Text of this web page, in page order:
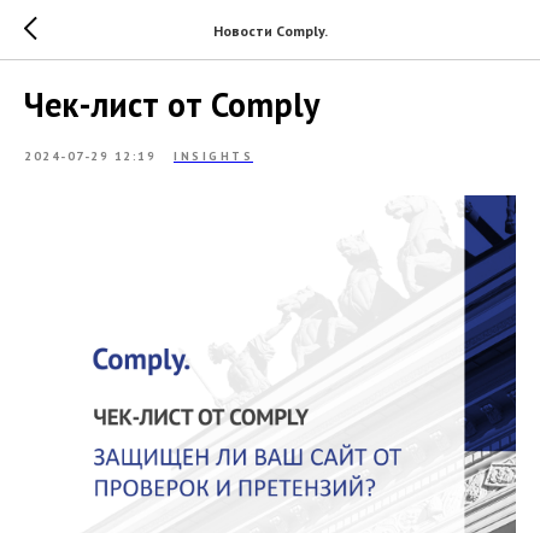
Новости Comply.
Чек-лист от Comply
2024-07-29 12:19 INSIGHTS